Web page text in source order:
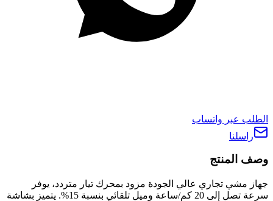
الطلب عبر واتساب
راسلنا
وصف المنتج
جهاز مشي تجاري عالي الجودة مزود بمحرك تيار متردد، يوفر
سرعة تصل إلى 20 كم/ساعة وميل تلقائي بنسبة 15%. يتميز بشاشة